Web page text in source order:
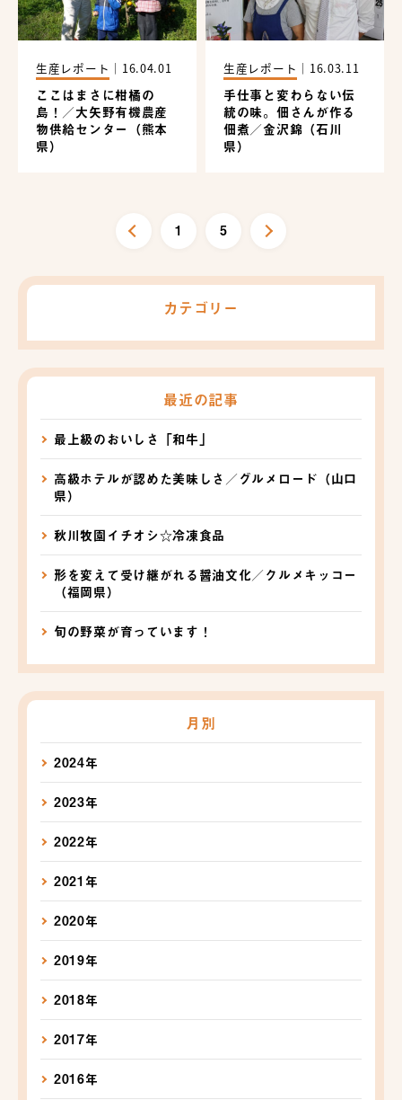
生産レポート ｜ 16.04.01
ここはまさに柑橘の
島！／大矢野有機農産
物供給センター（熊本
県）
生産レポート ｜ 16.03.11
手仕事と変わらない伝
統の味。佃さんが作る
佃煮／金沢錦（石川
県）
1 5
カテゴリー
最近の記事
最上級のおいしさ「和牛」
高級ホテルが認めた美味しさ／グルメロード（山口
県）
秋川牧園イチオシ☆冷凍食品
形を変えて受け継がれる醤油文化／クルメキッコー
（福岡県）
旬の野菜が育っています！
月別
2024年
2023年
2022年
2021年
2020年
2019年
2018年
2017年
2016年